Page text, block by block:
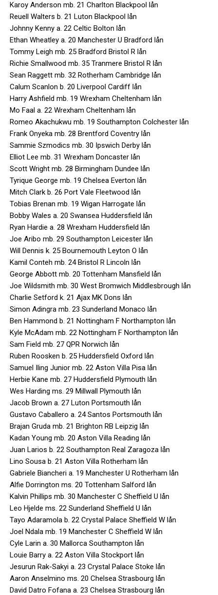
Karoy Anderson mb. 21 Charlton Blackpool lån
Reuell Walters b. 21 Luton Blackpool lån
Johnny Kenny a. 22 Celtic Bolton lån
Ethan Wheatley a. 20 Manchester U Bradford lån
Tommy Leigh mb. 25 Bradford Bristol R lån
Richie Smallwood mb. 35 Tranmere Bristol R lån
Sean Raggett mb. 32 Rotherham Cambridge lån
Calum Scanlon b. 20 Liverpool Cardiff lån
Harry Ashfield mb. 19 Wrexham Cheltenham lån
Mo Faal a. 22 Wrexham Cheltenham lån
Romeo Akachukwu mb. 19 Southampton Colchester lån
Frank Onyeka mb. 28 Brentford Coventry lån
Sammie Szmodics mb. 30 Ipswich Derby lån
Elliot Lee mb. 31 Wrexham Doncaster lån
Scott Wright mb. 28 Birmingham Dundee lån
Tyrique George mb. 19 Chelsea Everton lån
Mitch Clark b. 26 Port Vale Fleetwood lån
Tobias Brenan mb. 19 Wigan Harrogate lån
Bobby Wales a. 20 Swansea Huddersfield lån
Ryan Hardie a. 28 Wrexham Huddersfield lån
Joe Aribo mb. 29 Southampton Leicester lån
Will Dennis k. 25 Bournemouth Leyton O lån
Kamil Conteh mb. 24 Bristol R Lincoln lån
George Abbott mb. 20 Tottenham Mansfield lån
Joe Wildsmith mb. 30 West Bromwich Middlesbrough lån
Charlie Setford k. 21 Ajax MK Dons lån
Simon Adingra mb. 23 Sunderland Monaco lån
Ben Hammond b. 21 Nottingham F Northampton lån
Kyle McAdam mb. 22 Nottingham F Northampton lån
Sam Field mb. 27 QPR Norwich lån
Ruben Roosken b. 25 Huddersfield Oxford lån
Samuel Iling Junior mb. 22 Aston Villa Pisa lån
Herbie Kane mb. 27 Huddersfield Plymouth lån
Wes Harding ms. 29 Millwall Plymouth lån
Jacob Brown a. 27 Luton Portsmouth lån
Gustavo Caballero a. 24 Santos Portsmouth lån
Brajan Gruda mb. 21 Brighton RB Leipzig lån
Kadan Young mb. 20 Aston Villa Reading lån
Juan Larios b. 22 Southampton Real Zaragoza lån
Lino Sousa b. 21 Aston Villa Rotherham lån
Gabriele Biancheri a. 19 Manchester U Rotherham lån
Alfie Dorrington ms. 20 Tottenham Salford lån
Kalvin Phillips mb. 30 Manchester C Sheffield U lån
Leo Hjelde ms. 22 Sunderland Sheffield U lån
Tayo Adaramola b. 22 Crystal Palace Sheffield W lån
Joel Ndala mb. 19 Manchester C Sheffield W lån
Cyle Larin a. 30 Mallorca Southampton lån
Louie Barry a. 22 Aston Villa Stockport lån
Jesurun Rak-Sakyi a. 23 Crystal Palace Stoke lån
Aaron Anselmino ms. 20 Chelsea Strasbourg lån
David Datro Fofana a. 23 Chelsea Strasbourg lån